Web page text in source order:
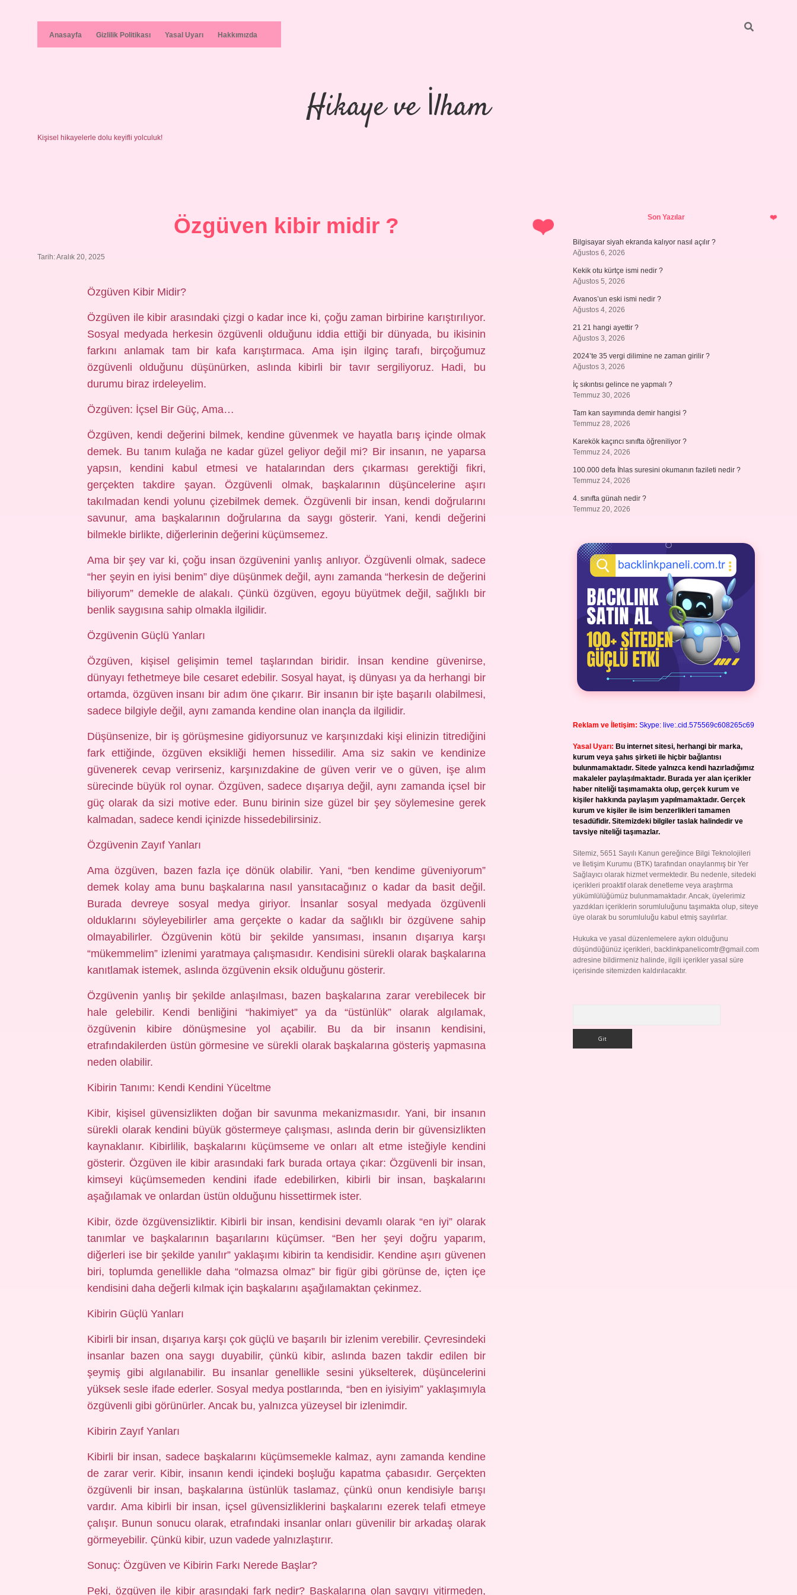
Anasayfa Gizlilik Politikası Yasal Uyarı Hakkımızda
Hikaye ve İlham
Kişisel hikayelerle dolu keyifli yolculuk!
Özgüven kibir midir ?
Tarih: Aralık 20, 2025
Özgüven Kibir Midir?
Özgüven ile kibir arasındaki çizgi o kadar ince ki, çoğu zaman birbirine karıştırılıyor.
Sosyal medyada herkesin özgüvenli olduğunu iddia ettiği bir dünyada, bu ikisinin
farkını anlamak tam bir kafa karıştırmaca. Ama işin ilginç tarafı, birçoğumuz
özgüvenli olduğunu düşünürken, aslında kibirli bir tavır sergiliyoruz. Hadi, bu
durumu biraz irdeleyelim.
Özgüven: İçsel Bir Güç, Ama…
Özgüven, kendi değerini bilmek, kendine güvenmek ve hayatla barış içinde olmak
demek. Bu tanım kulağa ne kadar güzel geliyor değil mi? Bir insanın, ne yaparsa
yapsın, kendini kabul etmesi ve hatalarından ders çıkarması gerektiği fikri,
gerçekten takdire şayan. Özgüvenli olmak, başkalarının düşüncelerine aşırı
takılmadan kendi yolunu çizebilmek demek. Özgüvenli bir insan, kendi doğrularını
savunur, ama başkalarının doğrularına da saygı gösterir. Yani, kendi değerini
bilmekle birlikte, diğerlerinin değerini küçümsemez.
Ama bir şey var ki, çoğu insan özgüvenini yanlış anlıyor. Özgüvenli olmak, sadece
“her şeyin en iyisi benim” diye düşünmek değil, aynı zamanda “herkesin de değerini
biliyorum” demekle de alakalı. Çünkü özgüven, egoyu büyütmek değil, sağlıklı bir
benlik saygısına sahip olmakla ilgilidir.
Özgüvenin Güçlü Yanları
Özgüven, kişisel gelişimin temel taşlarından biridir. İnsan kendine güvenirse,
dünyayı fethetmeye bile cesaret edebilir. Sosyal hayat, iş dünyası ya da herhangi bir
ortamda, özgüven insanı bir adım öne çıkarır. Bir insanın bir işte başarılı olabilmesi,
sadece bilgiyle değil, aynı zamanda kendine olan inançla da ilgilidir.
Düşünsenize, bir iş görüşmesine gidiyorsunuz ve karşınızdaki kişi elinizin titrediğini
fark ettiğinde, özgüven eksikliği hemen hissedilir. Ama siz sakin ve kendinize
güvenerek cevap verirseniz, karşınızdakine de güven verir ve o güven, işe alım
sürecinde büyük rol oynar. Özgüven, sadece dışarıya değil, aynı zamanda içsel bir
güç olarak da sizi motive eder. Bunu birinin size güzel bir şey söylemesine gerek
kalmadan, sadece kendi içinizde hissedebilirsiniz.
Özgüvenin Zayıf Yanları
Ama özgüven, bazen fazla içe dönük olabilir. Yani, “ben kendime güveniyorum”
demek kolay ama bunu başkalarına nasıl yansıtacağınız o kadar da basit değil.
Burada devreye sosyal medya giriyor. İnsanlar sosyal medyada özgüvenli
olduklarını söyleyebilirler ama gerçekte o kadar da sağlıklı bir özgüvene sahip
olmayabilirler. Özgüvenin kötü bir şekilde yansıması, insanın dışarıya karşı
“mükemmelim” izlenimi yaratmaya çalışmasıdır. Kendisini sürekli olarak başkalarına
kanıtlamak istemek, aslında özgüvenin eksik olduğunu gösterir.
Özgüvenin yanlış bir şekilde anlaşılması, bazen başkalarına zarar verebilecek bir
hale gelebilir. Kendi benliğini “hakimiyet” ya da “üstünlük” olarak algılamak,
özgüvenin kibire dönüşmesine yol açabilir. Bu da bir insanın kendisini,
etrafındakilerden üstün görmesine ve sürekli olarak başkalarına gösteriş yapmasına
neden olabilir.
Kibirin Tanımı: Kendi Kendini Yüceltme
Kibir, kişisel güvensizlikten doğan bir savunma mekanizmasıdır. Yani, bir insanın
sürekli olarak kendini büyük göstermeye çalışması, aslında derin bir güvensizlikten
kaynaklanır. Kibirlilik, başkalarını küçümseme ve onları alt etme isteğiyle kendini
gösterir. Özgüven ile kibir arasındaki fark burada ortaya çıkar: Özgüvenli bir insan,
kimseyi küçümsemeden kendini ifade edebilirken, kibirli bir insan, başkalarını
aşağılamak ve onlardan üstün olduğunu hissettirmek ister.
Kibir, özde özgüvensizliktir. Kibirli bir insan, kendisini devamlı olarak “en iyi” olarak
tanımlar ve başkalarının başarılarını küçümser. “Ben her şeyi doğru yaparım,
diğerleri ise bir şekilde yanılır” yaklaşımı kibirin ta kendisidir. Kendine aşırı güvenen
biri, toplumda genellikle daha “olmazsa olmaz” bir figür gibi görünse de, içten içe
kendisini daha değerli kılmak için başkalarını aşağılamaktan çekinmez.
Kibirin Güçlü Yanları
Kibirli bir insan, dışarıya karşı çok güçlü ve başarılı bir izlenim verebilir. Çevresindeki
insanlar bazen ona saygı duyabilir, çünkü kibir, aslında bazen takdir edilen bir
şeymiş gibi algılanabilir. Bu insanlar genellikle sesini yükselterek, düşüncelerini
yüksek sesle ifade ederler. Sosyal medya postlarında, “ben en iyisiyim” yaklaşımıyla
özgüvenli gibi görünürler. Ancak bu, yalnızca yüzeysel bir izlenimdir.
Kibirin Zayıf Yanları
Kibirli bir insan, sadece başkalarını küçümsemekle kalmaz, aynı zamanda kendine
de zarar verir. Kibir, insanın kendi içindeki boşluğu kapatma çabasıdır. Gerçekten
özgüvenli bir insan, başkalarına üstünlük taslamaz, çünkü onun kendisiyle barışı
vardır. Ama kibirli bir insan, içsel güvensizliklerini başkalarını ezerek telafi etmeye
çalışır. Bunun sonucu olarak, etrafındaki insanlar onları güvenilir bir arkadaş olarak
görmeyebilir. Çünkü kibir, uzun vadede yalnızlaştırır.
Sonuç: Özgüven ve Kibirin Farkı Nerede Başlar?
Peki, özgüven ile kibir arasındaki fark nedir? Başkalarına olan saygıyı yitirmeden,
SidebarSon Yazılar
Bilgisayar siyah ekranda kalıyor nasıl açılır ?
Ağustos 6, 2026
Kekik otu kürtçe ismi nedir ?
Ağustos 5, 2026
Avanos’un eski ismi nedir ?
Ağustos 4, 2026
21 21 hangi ayettir ?
Ağustos 3, 2026
2024’te 35 vergi dilimine ne zaman girilir ?
Ağustos 3, 2026
İç sıkıntısı gelince ne yapmalı ?
Temmuz 30, 2026
Tam kan sayımında demir hangisi ?
Temmuz 28, 2026
Karekök kaçıncı sınıfta öğreniliyor ?
Temmuz 24, 2026
100.000 defa İhlas suresini okumanın fazileti nedir ?
Temmuz 24, 2026
4. sınıfta günah nedir ?
Temmuz 20, 2026
Reklam ve İletişim: Skype: live:.cid.575569c608265c69
Yasal Uyarı: Bu internet sitesi, herhangi bir marka,
kurum veya şahıs şirketi ile hiçbir bağlantısı
bulunmamaktadır. Sitede yalnızca kendi hazırladığımız
makaleler paylaşılmaktadır. Burada yer alan içerikler
haber niteliği taşımamakta olup, gerçek kurum ve
kişiler hakkında paylaşım yapılmamaktadır. Gerçek
kurum ve kişiler ile isim benzerlikleri tamamen
tesadüfidir. Sitemizdeki bilgiler taslak halindedir ve
tavsiye niteliği taşımazlar.
Sitemiz, 5651 Sayılı Kanun gereğince Bilgi Teknolojileri
ve İletişim Kurumu (BTK) tarafından onaylanmış bir Yer
Sağlayıcı olarak hizmet vermektedir. Bu nedenle, sitedeki
içerikleri proaktif olarak denetleme veya araştırma
yükümlülüğümüz bulunmamaktadır. Ancak, üyelerimiz
yazdıkları içeriklerin sorumluluğunu taşımakta olup, siteye
üye olarak bu sorumluluğu kabul etmiş sayılırlar.
Hukuka ve yasal düzenlemelere aykırı olduğunu
düşündüğünüz içerikleri, backlinkpanelicomtr@gmail.com
adresine bildirmeniz halinde, ilgili içerikler yasal süre
içerisinde sitemizden kaldırılacaktır.